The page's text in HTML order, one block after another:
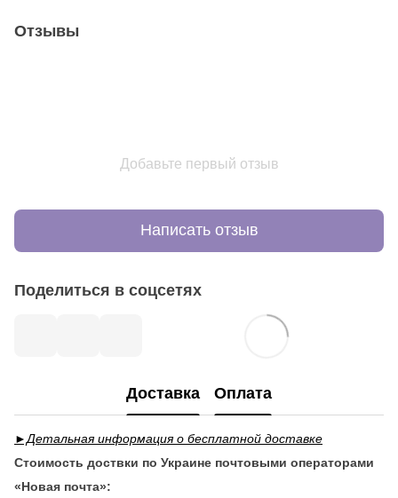
Отзывы
Добавьте первый отзыв
Написать отзыв
Поделиться в соцсетях
Доставка Оплата
►Детальная информация о бесплатной доставке
Стоимость доствки по Украине почтовыми операторами
«Новая почта»: